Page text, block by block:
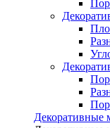
Декоративные